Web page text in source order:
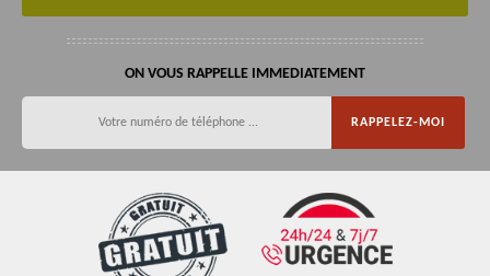
ON VOUS RAPPELLE IMMEDIATEMENT